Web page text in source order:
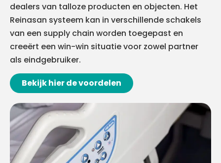
dealers van talloze producten en objecten. Het
Reinasan systeem kan in verschillende schakels
van een supply chain worden toegepast en
creeërt een win-win situatie voor zowel partner
als eindgebruiker.
Bekijk hier de voordelen